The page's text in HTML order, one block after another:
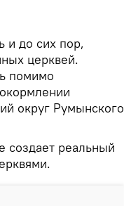
и до сих пор,
церквей.
помимо
округ Румынского
создает реальный